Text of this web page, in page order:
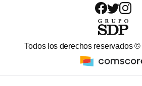
Todos los derechos reservados ©